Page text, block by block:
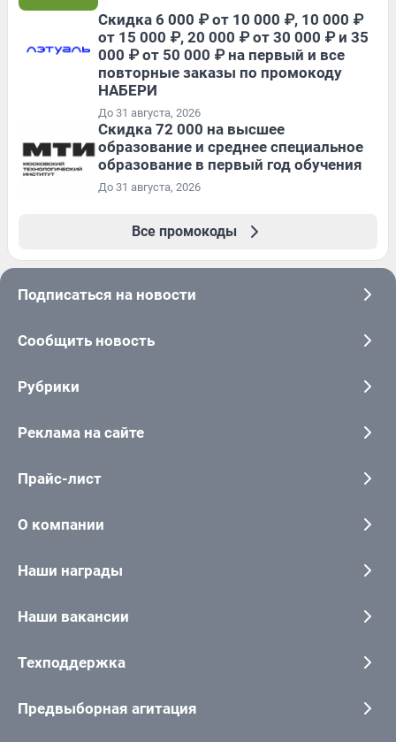
Скидка 6 000 ₽ от 10 000 ₽, 10 000 ₽
от 15 000 ₽, 20 000 ₽ от 30 000 ₽ и 35
000 ₽ от 50 000 ₽ на первый и все
повторные заказы по промокоду
НАБЕРИ
До 31 августа, 2026
Скидка 72 000 на высшее
образование и среднее специальное
образование в первый год обучения
До 31 августа, 2026
Все промокоды
Подписаться на новости
Сообщить новость
Рубрики
Реклама на сайте
Прайс-лист
О компании
Наши награды
Наши вакансии
Техподдержка
Предвыборная агитация